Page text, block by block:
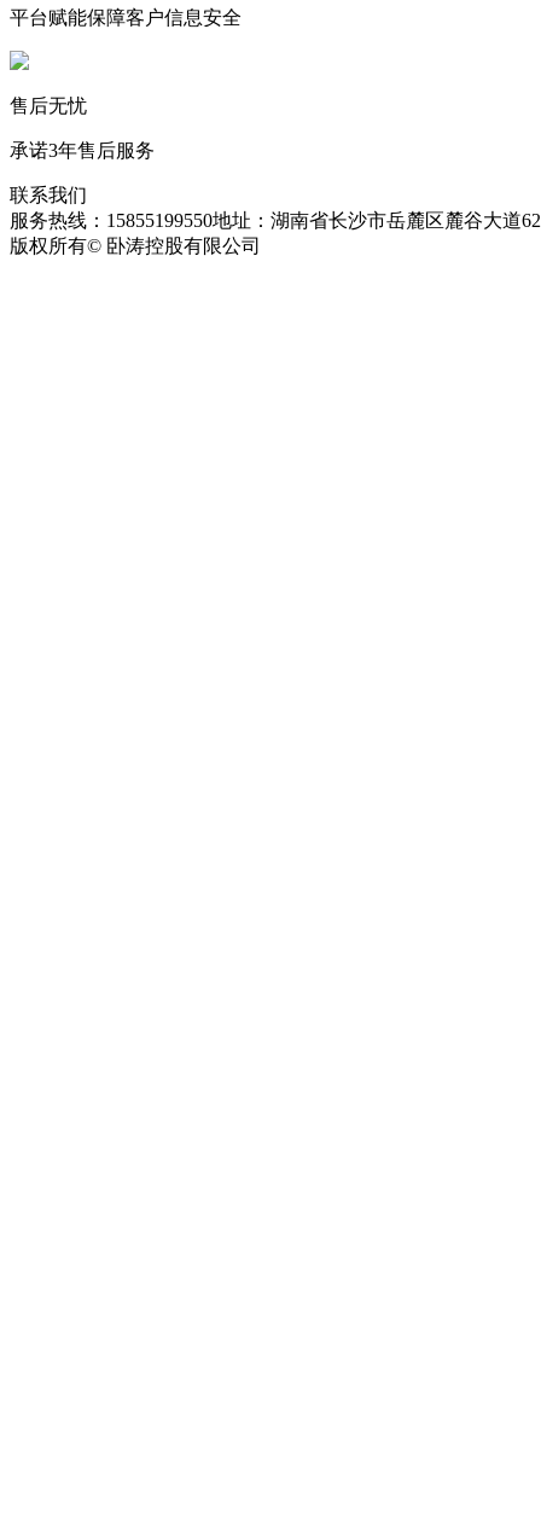
平台赋能保障客户信息安全
售后无忧
承诺3年售后服务
联系我们
服务热线：15855199550地址：湖南省长沙市岳麓区麓谷大道
版权所有© 卧涛控股有限公司